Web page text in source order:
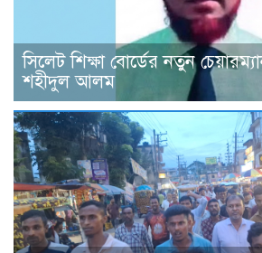
সিলেট শিক্ষা বোর্ডের নতুন
শহীদুল আলম